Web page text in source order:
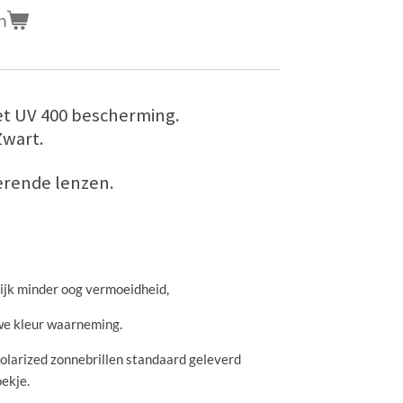
UV 400 bescherming.
lenzen.
minder oog vermoeidheid,
kleur waarneming.
zonnebrillen standaard geleverd